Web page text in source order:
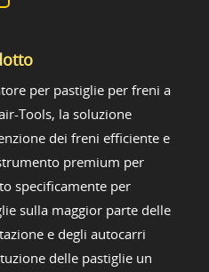
per pastiglie per freni a
Tools, la soluzione
dei freni efficiente e
premium per
specificamente per
sulla maggior parte delle
e degli autocarri
delle pastiglie un